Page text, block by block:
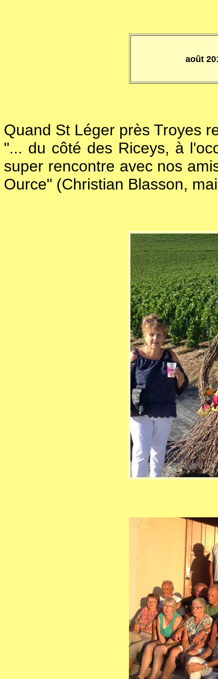
août
Quand St Léger près Troyes
"... du côté des Riceys, à
super rencontre avec nos
Ource" (Christian Blasson,